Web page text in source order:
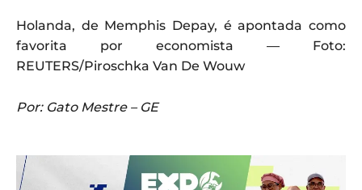
Holanda, de Memphis Depay, é apontada como
favorita por economista — Foto:
REUTERS/Piroschka Van De Wouw
Por: Gato Mestre – GE